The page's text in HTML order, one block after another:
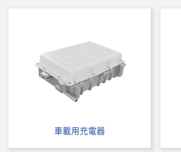
車載用充電器